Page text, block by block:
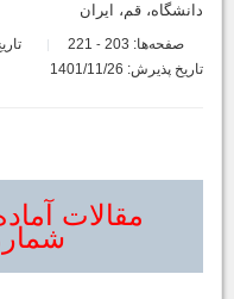
دانشگاه، قم، ایران
صفحه‌ها: 203
-
تاریخ
تاریخ پذیرش: 1401/11/26
مقالات